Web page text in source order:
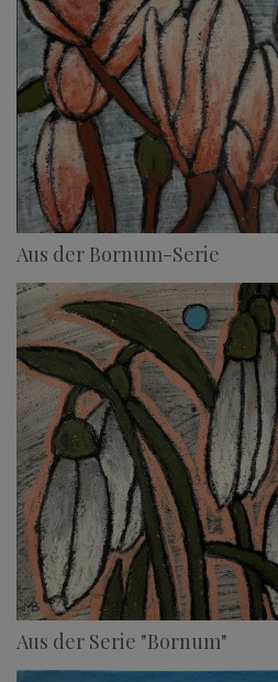
Aus der Bornum-Serie
Aus der Serie "Bornum"